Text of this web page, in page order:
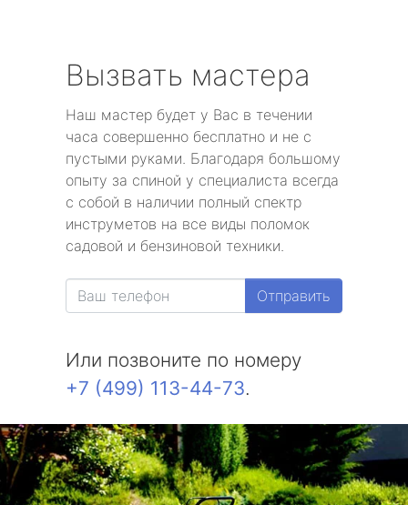
Вызвать мастера
Наш мастер будет у Вас в течении
часа совершенно бесплатно и не с
пустыми руками. Благодаря большому
опыту за спиной у специалиста всегда
с собой в наличии полный спектр
инструметов на все виды поломок
садовой и бензиновой техники.
Отправить
Или позвоните по номеру
+7 (499) 113-44-73.